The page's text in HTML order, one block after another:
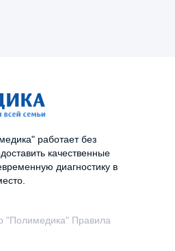
работает без
качественные
диагностику в
"Полимедика" Правила